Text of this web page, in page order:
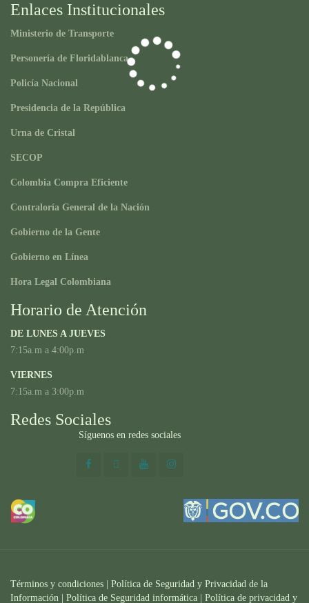
Enlaces Institucionales
Ministerio de Transporte
Personería de Floridablanca
Policía Nacional
Presidencia de la República
Urna de Cristal
SECOP
Colombia Compra Eficiente
Contraloría General de la Nación
Gobierno de la Gente
Gobierno en Línea
Hora Legal Colombiana
Horario de Atención
DE LUNES A JUEVES
7:15a.m a 4:00p.m
VIERNES
7:15a.m a 3:00p.m
Redes Sociales
Síguenos en redes sociales
Términos y condiciones
Política de Seguridad y Privacidad de la
Información
Política de Seguridad informática Política de privacidad y